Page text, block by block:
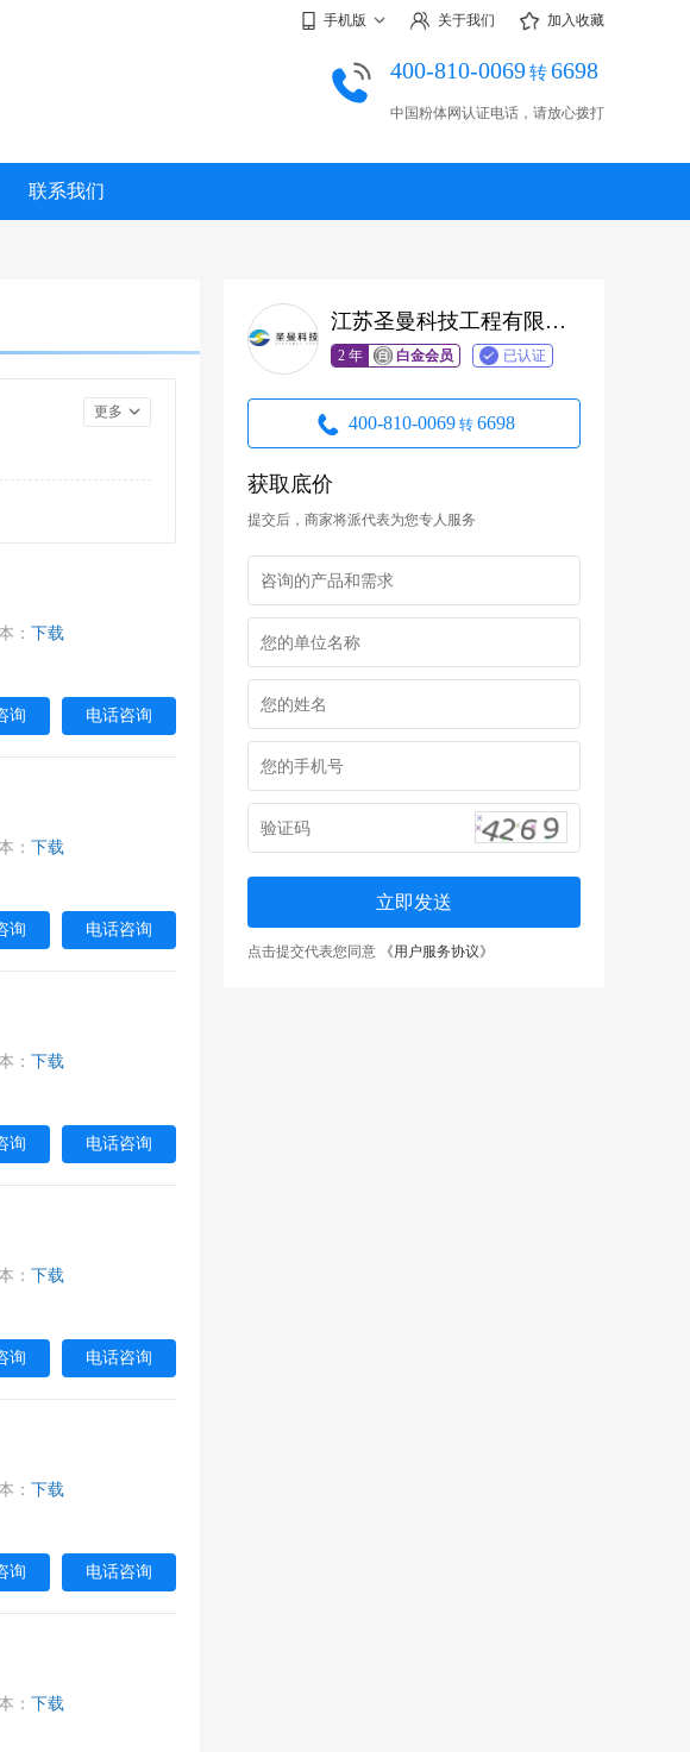
手机版 关于我们 加入收藏
400-810-0069转6698
中国粉体网认证电话，请放心拨打
联系我们
江苏圣曼科技工程有限公司
2 年 白金会员 已认证
400-810-0069 转 6698
获取底价
提交后，商家将派代表为您专人服务
立即发送
点击提交代表您同意 《用户服务协议》
更多
： 下载
询 电话咨询
： 下载
询 电话咨询
： 下载
询 电话咨询
： 下载
询 电话咨询
： 下载
询 电话咨询
： 下载